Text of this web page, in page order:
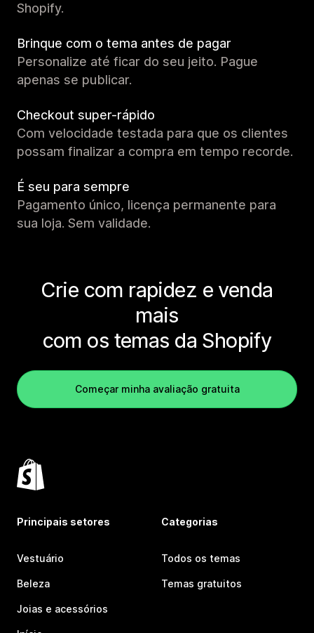
Shopify.
Brinque com o tema antes de pagar
Personalize até ficar do seu jeito. Pague
apenas se publicar.
Checkout super-rápido
Com velocidade testada para que os clientes
possam finalizar a compra em tempo recorde.
É seu para sempre
Pagamento único, licença permanente para
sua loja. Sem validade.
Crie com rapidez e venda
mais
com os temas da Shopify
Começar minha avaliação gratuita
Principais setores
Vestuário
Beleza
Joias e acessórios
Categorias
Todos os temas
Temas gratuitos